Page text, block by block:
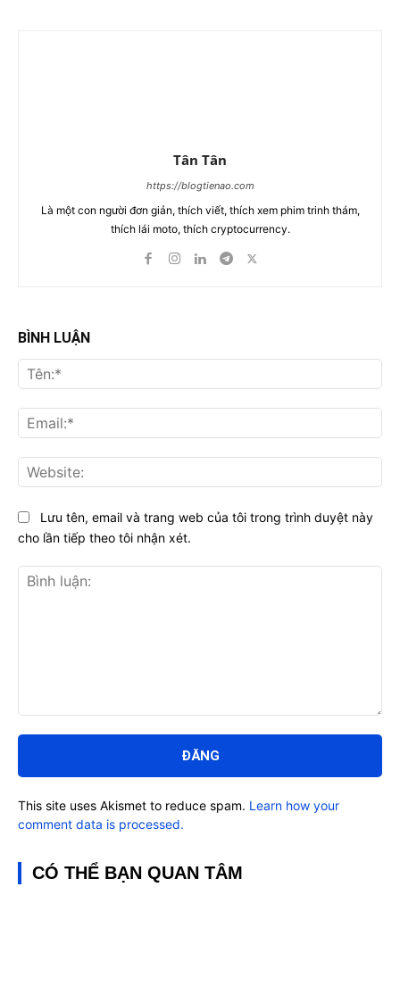
Tân Tân
https://blogtienao.com
Là một con người đơn giản, thích viết, thích xem phim trinh thám,
thích lái moto, thích cryptocurrency.
BÌNH LUẬN
luận:
Lưu tên, email và trang web của tôi trong trình duyệt này
cho lần tiếp theo tôi nhận xét.
This site uses Akismet to reduce spam. Learn how your
comment data is processed.
CÓ THỂ BẠN QUAN TÂM